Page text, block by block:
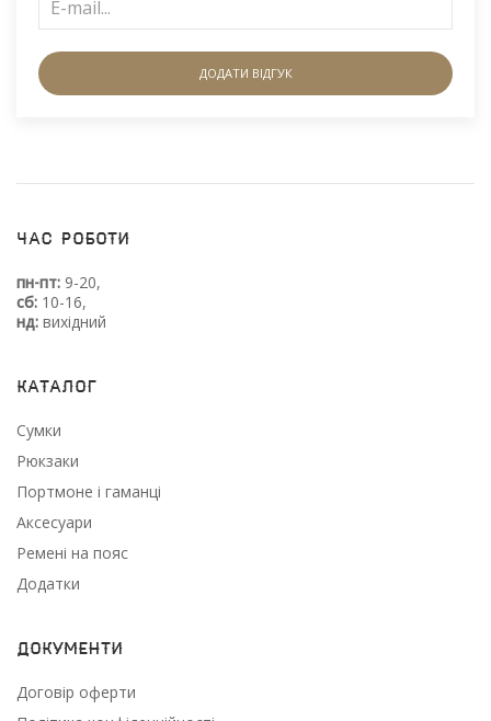
ДОДАТИ ВІДГУК
Час роботи
пн-пт: 9-20,
сб: 10-16,
нд: вихідний
Каталог
Сумки
Рюкзаки
Портмоне і гаманці
Аксесуари
Ремені на пояс
Додатки
Документи
Договір оферти